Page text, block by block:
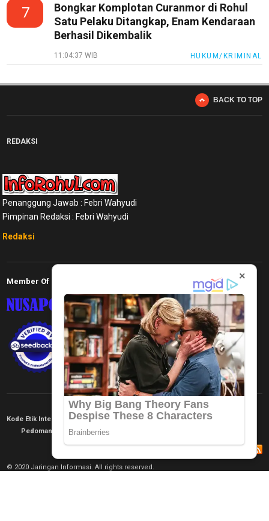
7
Bongkar Komplotan Curanmor di Rohul
Satu Pelaku Ditangkap, Enam Kendaraan
Berhasil Dikembalik
11:04:37 WIB HUKUM/KRIMINAL
BACK TO TOP
REDAKSI
Penanggung Jawab : Febri Wahyudi
Pimpinan Redaksi : Febri Wahyudi
Redaksi
Member Of
Kode Etik Internal KEJ Disclaimer
Tentang Kami
Pedoman Media Siber
Redaksi
© 2020 Jaringan Informasi. All rights reserved.
×